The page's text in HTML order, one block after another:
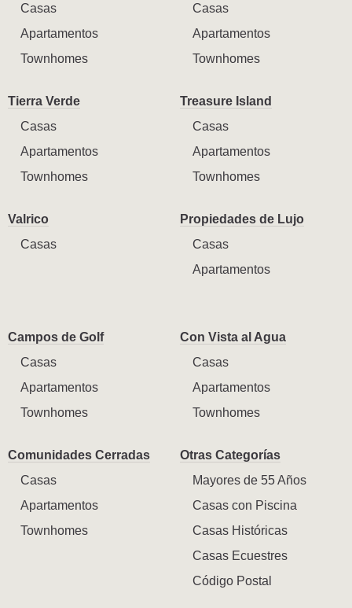
Casas
Apartamentos
Townhomes
Casas
Apartamentos
Townhomes
Tierra Verde
Casas
Apartamentos
Townhomes
Treasure Island
Casas
Apartamentos
Townhomes
Valrico
Casas
Propiedades de Lujo
Casas
Apartamentos
Campos de Golf
Casas
Apartamentos
Townhomes
Con Vista al Agua
Casas
Apartamentos
Townhomes
Comunidades Cerradas
Casas
Apartamentos
Townhomes
Otras Categorías
Mayores de 55 Años
Casas con Piscina
Casas Históricas
Casas Ecuestres
Código Postal